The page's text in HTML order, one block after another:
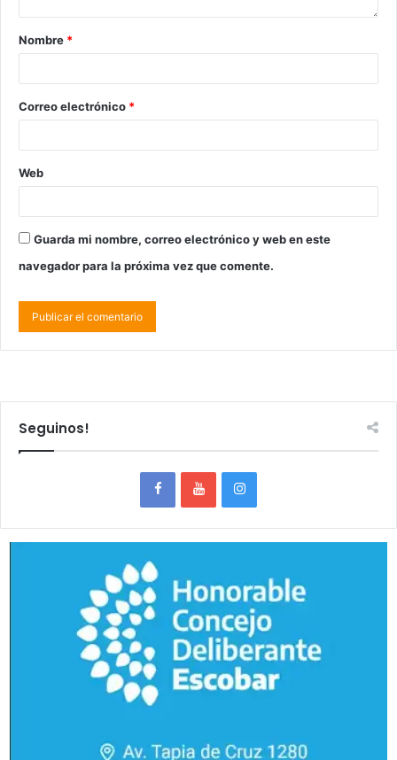
Nombre *
Correo electrónico *
Web
Guarda mi nombre, correo electrónico y web en este
navegador para la próxima vez que comente.
Seguinos!